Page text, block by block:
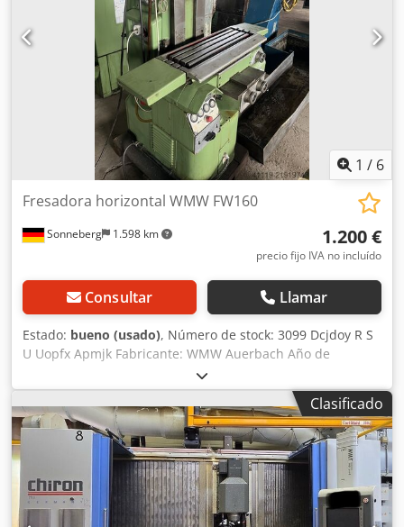
1 / 6
Sonneberg 1.598 km
Fresadora horizontal WMW FW160
1.200 €
precio fijo IVA no incluído
Consultar Llamar
Estado: bueno (usado), Número de stock: 3099 Dcjdoy R S
U Uopfx Apmjk Fabricante: WMW Auerbach Año de
fabricación: 1962 Número de máquina: 545 Tipo / Modelo:
FW 160 Recorridos x-y-z: 425 - 140 - 315 mm Mesa: 630 x
160 mm Superficie de sujeción: 530 x 120 mm Rango de
velocidades: 85 a 2.800 rpm Conicidad del husillo: SK 40
Avances: 5 a 250 mm/min Avance rápido: 2.500 mm/min
Conexión eléctrica: 2,3 kW Accesorios/Equipamiento:
Estado: bueno Peso: 0,85 t Dimensiones: 1.000 x 1.000 x
1.450 mm
Clasificado